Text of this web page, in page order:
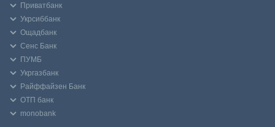
Приватбанк
Укрсиббанк
Ощадбанк
Сенс Банк
ПУМБ
Укргазбанк
Райффайзен Банк
ОТП банк
monobank